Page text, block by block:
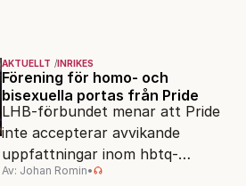
AKTUELLT INRIKES
Förening för homo- och
bisexuella portas från Pride
LHB-förbundet menar att Pride
inte accepterar avvikande
uppfattningar inom hbtq-
rörelsen. "Vi har inga problem
Av: Johan Romin•